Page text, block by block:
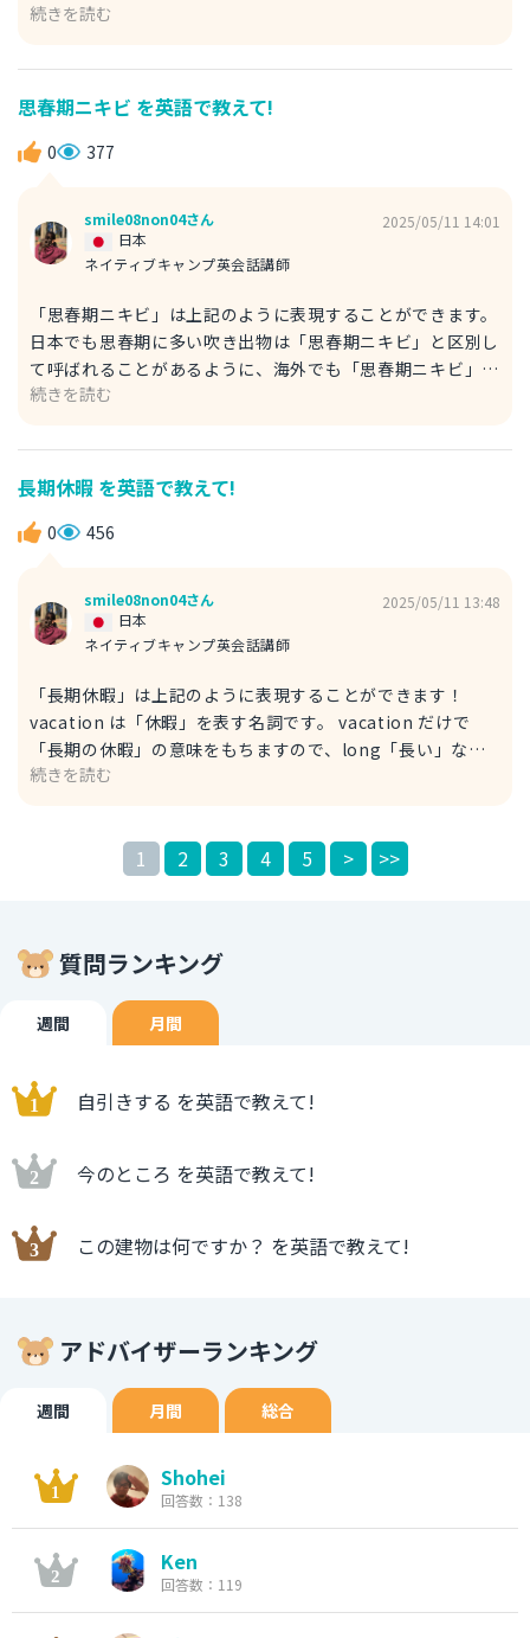
してよく使われます。 また数えられる名詞「可算名詞」で
ます。 Oh, I totally forgot to take my pill this
morning. 今朝、錠剤（薬）を飲むことをすっかり忘れて
た！ 2. tablet 錠剤 tablet は１で紹介した pill と同じく
「錠剤」の意味をもつ単語です。 pill と大きな違いはなく、
名詞ですので必要であれば s をつけて複数形で表現すること
ができます。 Did you take your tablet this morning? 今
いです！
続きを読む
思春期ニキビ を英語で教えて!
0 377
smile08non04さん
ネイティブキャンプ英会話講師
日本
2025/05/11 14:01
「思春期ニキビ」は上記のように表現することができます。
日本でも思春期に多い吹き出物は「思春期ニキビ」と区別し
て呼ばれることがあるように、海外でも「思春期ニキビ」は
teenage 「10代の」を付け加えて呼ばれることが多いで
語で、とてもよく使われます。 数えられない名詞「不可算
名詞」として使われ、ニキビ肌を表す時などニキビが複数あ
る状態を表します。 Recently, I've gotten teenage acne
on my face. How should I treat it? 最近、思春期ニキビが
語で pimple もあります。 ですが、使われる場面が少し違
いますので下記に記載いたします。 pimple 一時的に１つ
時などニキビが複数ある状態 少しでも参考になれば嬉しい
です！
続きを読む
長期休暇 を英語で教えて!
0 456
smile08non04さん
ネイティブキャンプ英会話講師
日本
2025/05/11 13:48
「長期休暇」は上記のように表現することができます！
vacation は「休暇」を表す名詞です。 vacation だけで
「長期の休暇」の意味をもちますので、long「長い」など
はつけなくても「長期休暇」を表現することができます。
is coming up!! I'm so excited to go to Japan!! ついに20
リカ英語では「祝日」「祭日」を表す単語として使われま
あたります。 場合によってぜひ使い分けてみてください。
少しでも参考になれば嬉しいです！
続きを読む
1 2 3 4 5 > >>
質問ランキング
週間 月間
自引きする を英語で教えて!
今のところ を英語で教えて!
この建物は何ですか？ を英語で教えて!
アドバイザーランキング
週間 月間 総合
Shohei
回答数：138
Ken
回答数：119